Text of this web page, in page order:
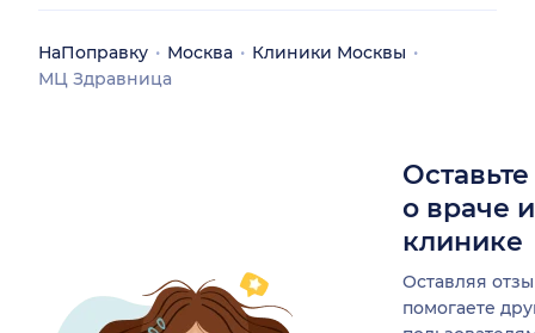
НаПоправку Москва
Клиники Москвы
МЦ Здравница
о враче
клинике
Оставляя
помогаете